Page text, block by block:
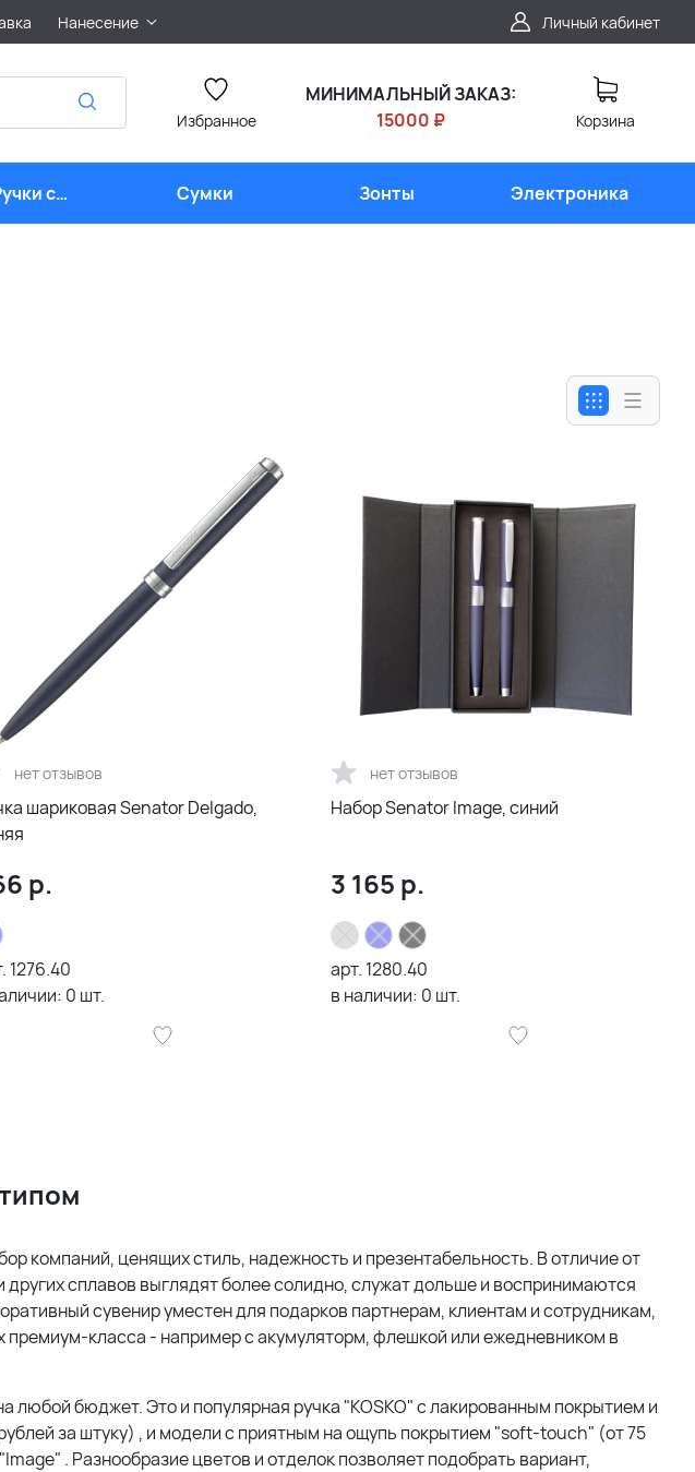
Нанесение Личный кабинет
Избранное
МИНИМАЛЬНЫЙ ЗАКАЗ:
15000 ₽
Корзина
с
Сумки Зонты Электроника
нет отзывов
шариковая Senator Delgado,
р.
1276.40
0 шт.
нет отзывов
Набор Senator Image, синий
3 165 р.
арт. 1280.40
в наличии: 0 шт.
компаний, ценящих стиль, надежность и презентабельность. В отличие от
сплавов выглядят более солидно, служат дольше и воспринимаются
сувенир уместен для подарков партнерам, клиентам и сотрудникам,
премиум-класса - например с акумуляторм, флешкой или ежедневником в
любой бюджет. Это и популярная ручка "KOSKO" с лакированным покрытием и
за штуку) , и модели с приятным на ощупь покрытием "soft-touch" (от 75
. Разнообразие цветов и отделок позволяет подобрать вариант,